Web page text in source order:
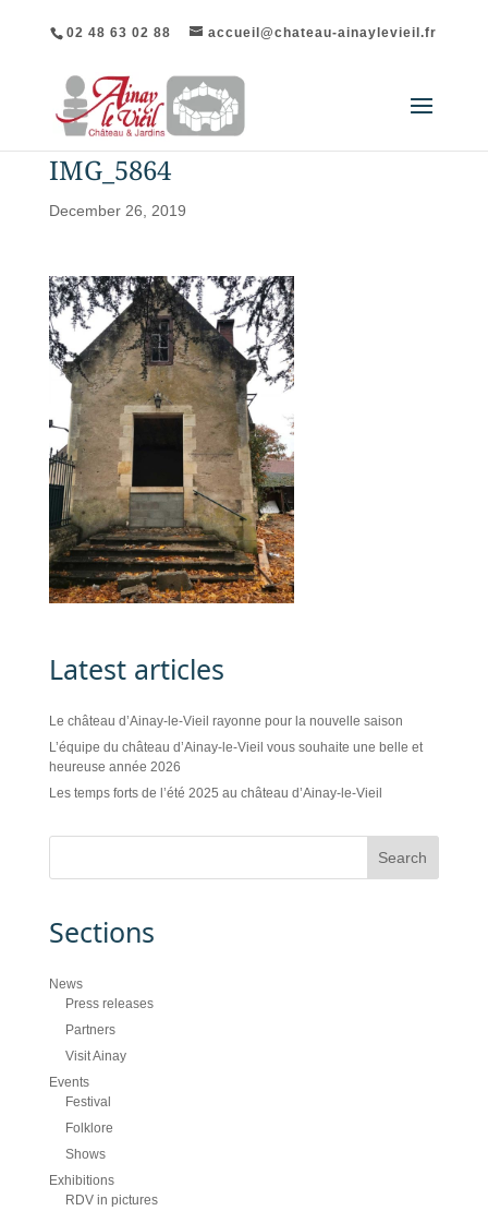
02 48 63 02 88 accueil@chateau-ainaylevieil.fr
IMG_5864
December 26, 2019
Latest articles
Le château d’Ainay-le-Vieil rayonne pour la nouvelle saison
L’équipe du château d’Ainay-le-Vieil vous souhaite une belle et
heureuse année 2026
Les temps forts de l’été 2025 au château d’Ainay-le-Vieil
Sections
News
Press releases
Partners
Visit Ainay
Events
Festival
Folklore
Shows
Exhibitions
RDV in pictures